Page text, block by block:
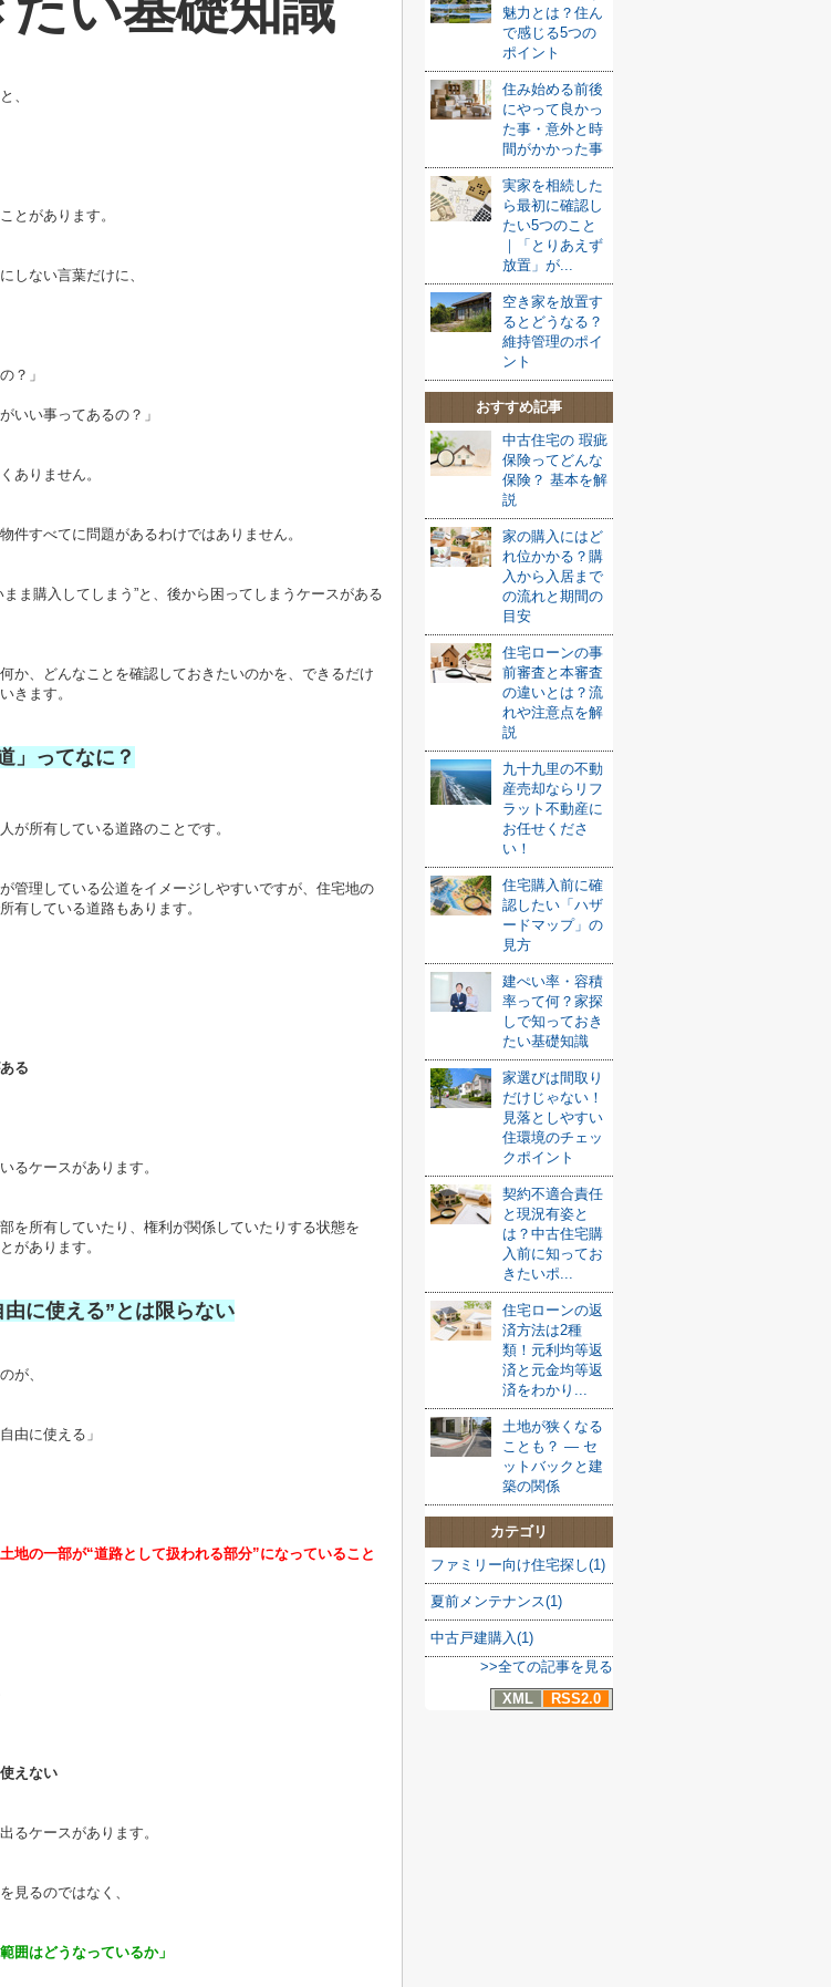
、
とがあります。
しない言葉だけに、
？」
いい事ってあるの？」
ありません。
件すべてに問題があるわけではありません。
まま購入してしまう”と、後から困ってしまうケースがある
か、どんなことを確認しておきたいのかを、できるだけ
きます。
」ってなに？
が所有している道路のことです。
管理している公道をイメージしやすいですが、住宅地の
有している道路もあります。
る
るケースがあります。
を所有していたり、権利が関係していたりする状態を
があります。
に使える”とは限らない
が、
由に使える」
地の一部が“道路として扱われる部分”になっていること
えない
るケースがあります。
見るのではなく、
囲はどうなっているか」
魅力とは？住ん
で感じる5つの
ポイント
住み始める前後
にやって良かっ
た事・意外と時
間がかかった事
実家を相続した
ら最初に確認し
たい5つのこと
｜「とりあえず
放置」が...
空き家を放置す
るとどうなる？
維持管理のポイ
ント
おすすめ記事
中古住宅の 瑕疵
保険ってどんな
保険？ 基本を解
説
家の購入にはど
れ位かかる？購
入から入居まで
の流れと期間の
目安
住宅ローンの事
前審査と本審査
の違いとは？流
れや注意点を解
説
九十九里の不動
産売却ならリフ
ラット不動産に
お任せくださ
い！
住宅購入前に確
認したい「ハザ
ードマップ」の
見方
建ぺい率・容積
率って何？家探
しで知っておき
たい基礎知識
家選びは間取り
だけじゃない！
見落としやすい
住環境のチェッ
クポイント
契約不適合責任
と現況有姿と
は？中古住宅購
入前に知ってお
きたいポ...
住宅ローンの返
済方法は2種
類！元利均等返
済と元金均等返
済をわかり...
土地が狭くなる
ことも？ ― セ
ットバックと建
築の関係
カテゴリ
ファミリー向け住宅探し(1)
夏前メンテナンス(1)
中古戸建購入(1)
>>全ての記事を見る
XML
RSS2.0